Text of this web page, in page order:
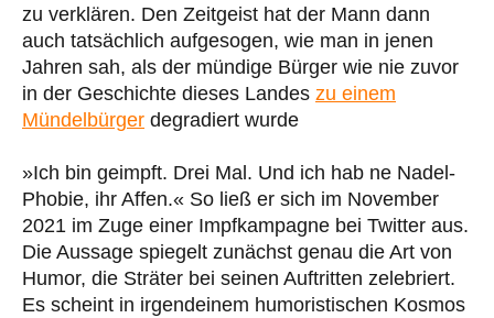
zu verklären. Den Zeitgeist hat der Mann dann
auch tatsächlich aufgesogen, wie man in jenen
Jahren sah, als der mündige Bürger wie nie zuvor
in der Geschichte dieses Landes zu einem
Mündelbürger degradiert wurde
»Ich bin geimpft. Drei Mal. Und ich hab ne Nadel-
Phobie, ihr Affen.« So ließ er sich im November
2021 im Zuge einer Impfkampagne bei Twitter aus.
Die Aussage spiegelt zunächst genau die Art von
Humor, die Sträter bei seinen Auftritten zelebriert.
Es scheint in irgendeinem humoristischen Kosmos